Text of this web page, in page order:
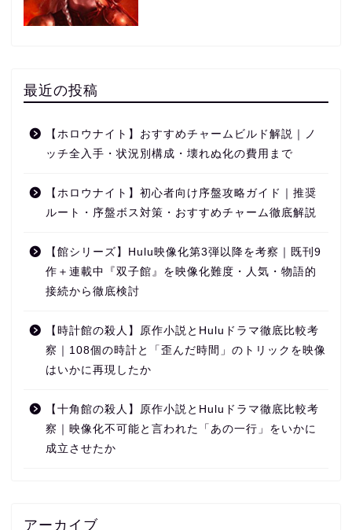
最近の投稿
【ホロウナイト】おすすめチャームビルド解説｜ノ
ッチ全入手・状況別構成・壊れぬ化の費用まで
【ホロウナイト】初心者向け序盤攻略ガイド｜推奨
ルート・序盤ボス対策・おすすめチャーム徹底解説
【館シリーズ】Hulu映像化第3弾以降を考察｜既刊9
作＋連載中『双子館』を映像化難度・人気・物語的
接続から徹底検討
【時計館の殺人】原作小説とHuluドラマ徹底比較考
察｜108個の時計と「歪んだ時間」のトリックを映像
はいかに再現したか
【十角館の殺人】原作小説とHuluドラマ徹底比較考
察｜映像化不可能と言われた「あの一行」をいかに
成立させたか
アーカイブ